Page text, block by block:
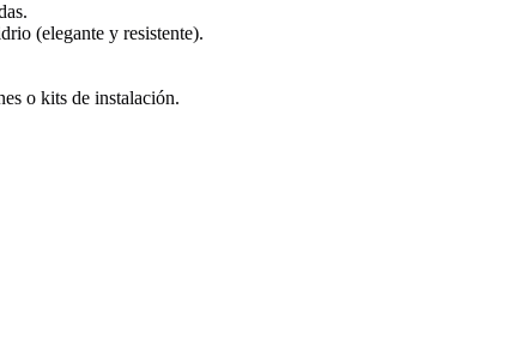
(elegante y resistente).
o kits de instalación.